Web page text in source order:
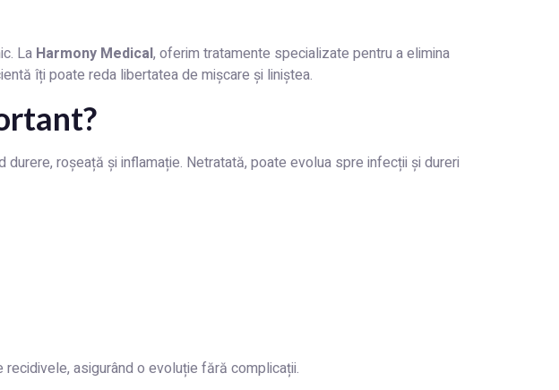
La Harmony Medical, oferim tratamente specializate pentru a elimina
îți poate reda libertatea de mișcare și liniștea.
roșeață și inflamație. Netratată, poate evolua spre infecții și dureri
asigurând o evoluție fără complicații.